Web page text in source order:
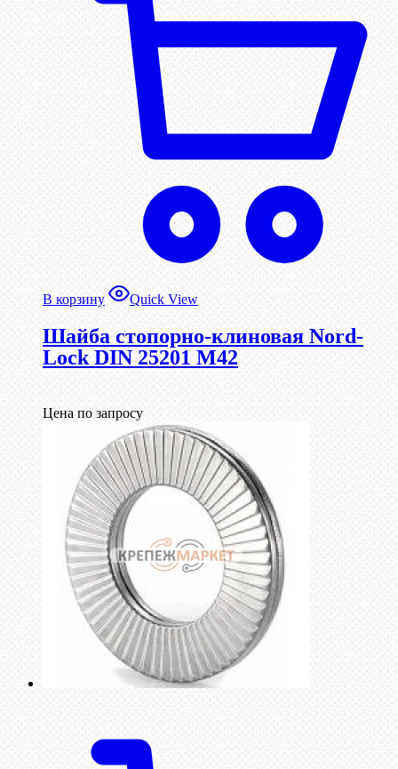
В корзину Quick View
Шайба стопорно-клиновая Nord-
Lock DIN 25201 М42
Цена по запросу